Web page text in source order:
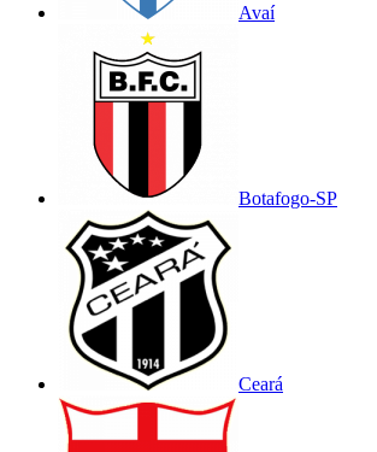
Avaí
Botafogo-SP
Ceará